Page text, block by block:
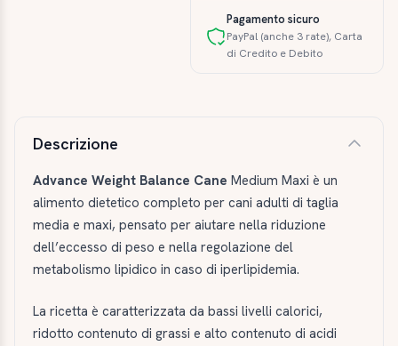
Pagamento sicuro
PayPal (anche 3 rate), Carta
di Credito e Debito
Descrizione
Advance Weight Balance Cane Medium Maxi è un
alimento dietetico completo per cani adulti di taglia
media e maxi, pensato per aiutare nella riduzione
dell’eccesso di peso e nella regolazione del
metabolismo lipidico in caso di iperlipidemia.
La ricetta è caratterizzata da bassi livelli calorici,
ridotto contenuto di grassi e alto contenuto di acidi